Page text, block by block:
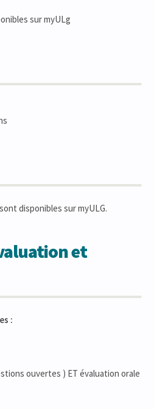
sur myULg
disponibles sur myULG.
et
:
ouvertes ) ET évaluation orale